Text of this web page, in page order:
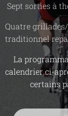
Sept sorties à
Quatre
traditionnel
La
calendrier ci-
certains